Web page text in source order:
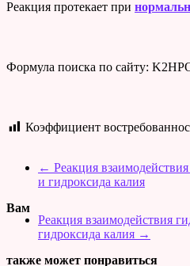
Реакция протекает при
Формула поиска по сайту:
Коэффициент
← Реакция
и гидроксида калия
Реакция взаимодействия
гидроксида калия →
Вам
также может понравиться